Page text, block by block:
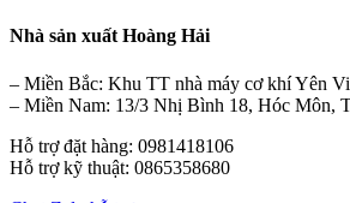
Nhà sản xuất Hoàng Hải
– Miền Bắc: Khu TT nhà máy cơ khí Yên
– Miền Nam: 13/3 Nhị Bình 18, Hóc Môn,
Hỗ trợ đặt hàng: 0981418106
Hỗ trợ kỹ thuật: 0865358680